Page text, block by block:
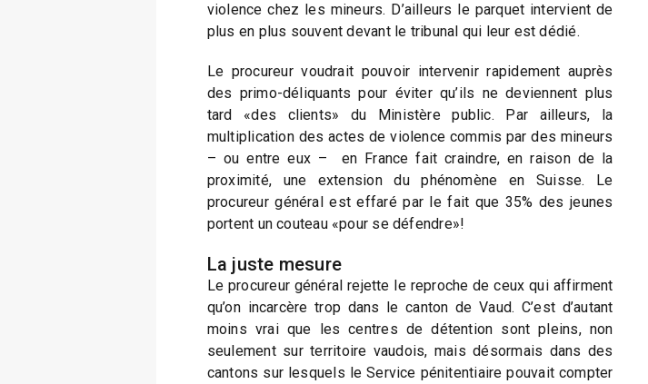
violence chez les mineurs. D’ailleurs le parquet intervient de
plus en plus souvent devant le tribunal qui leur est dédié.
Le procureur voudrait pouvoir intervenir rapidement auprès
des primo-déliquants pour éviter qu’ils ne deviennent plus
tard «des clients» du Ministère public. Par ailleurs, la
multiplication des actes de violence commis par des mineurs
– ou entre eux – en France fait craindre, en raison de la
proximité, une extension du phénomène en Suisse. Le
procureur général est effaré par le fait que 35% des jeunes
portent un couteau «pour se défendre»!
La juste mesure
Le procureur général rejette le reproche de ceux qui affirment
qu’on incarcère trop dans le canton de Vaud. C’est d’autant
moins vrai que les centres de détention sont pleins, non
seulement sur territoire vaudois, mais désormais dans des
cantons sur lesquels le Service pénitentiaire pouvait compter